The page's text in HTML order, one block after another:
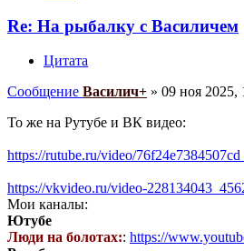
Re: На рыбалку с Василичем
Цитата
Сообщение Василич+ » 09 ноя 2025,
То же на Рутубе и ВК видео:
https://rutube.ru/video/
https://vkvideo.ru/video-
Мои каналы:
Ютубе
Люди на болотах:: https://